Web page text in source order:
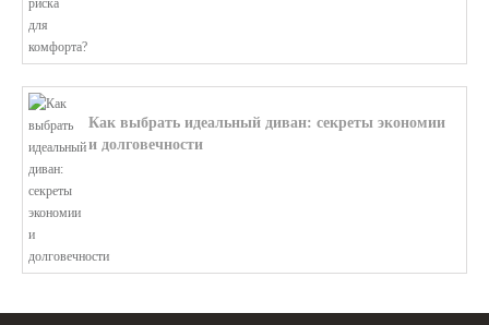
Как выбрать идеальный диван: секреты экономии
и долговечности